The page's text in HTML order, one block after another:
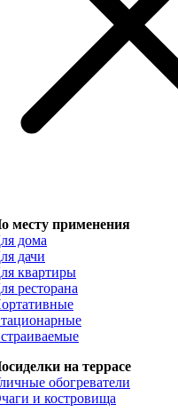
месту применения
дома
дачи
квартиры
ресторана
на террасе
обогреватели
и костровища